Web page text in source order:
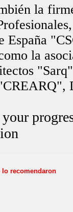
lo recomendaron